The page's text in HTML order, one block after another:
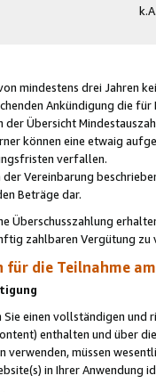
mindestens drei Jahren
Ankündigung die
Übersicht
können eine etwaig
verfallen.
Vereinbarung
Beträge dar.
Überschusszahlung
zahlbaren Vergütung zu
für die Teilnahme
einen vollständigen
enthalten und über
müssen
in Ihrer Anwendung